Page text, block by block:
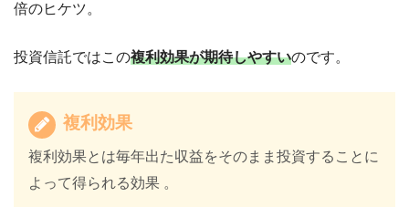
倍のヒケツ。
投資信託ではこの複利効果が期待しやすいのです。
複利効果
複利効果とは毎年出た収益をそのまま投資することに
よって得られる効果 。